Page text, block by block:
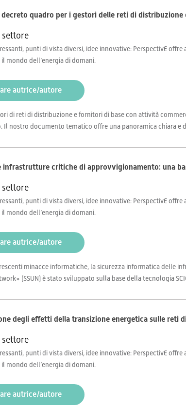
quadro per i gestori delle reti di
settore
punti di vista diversi, idee innovative: PerspectivE
mondo dell’energia di domani.
autrice/autore
di reti di distribuzione e fornitori di base con attività
Il nostro documento tematico offre una panoramica chiara e
infrastrutture critiche di approvvigionamento: una
settore
punti di vista diversi, idee innovative: PerspectivE
mondo dell’energia di domani.
autrice/autore
minacce informatiche, la sicurezza informatica delle
(SSUN) è stato sviluppato sulla base della tecnologia
degli effetti della transizione energetica sulle reti
settore
punti di vista diversi, idee innovative: PerspectivE
mondo dell’energia di domani.
autrice/autore